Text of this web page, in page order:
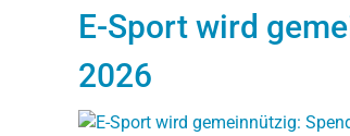
E-Sport wird
2026